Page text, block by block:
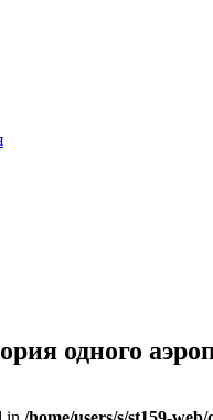
одного